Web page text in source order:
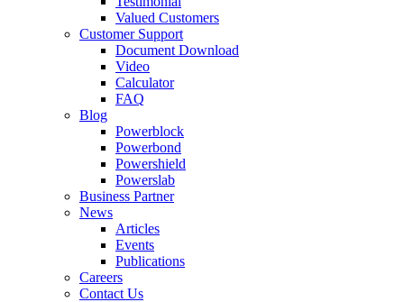
Valued Customers
Customer Support
Document Download
Video
Calculator
FAQ
Blog
Powerblock
Powerbond
Powershield
Powerslab
Business Partner
News
Articles
Events
Publications
Careers
Contact Us